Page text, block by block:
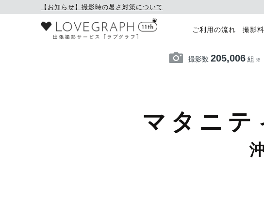
【お知らせ】撮影時の暑さ対策について
ご利用の流れ 撮影
撮影数 205,006組 ※
マタニテ